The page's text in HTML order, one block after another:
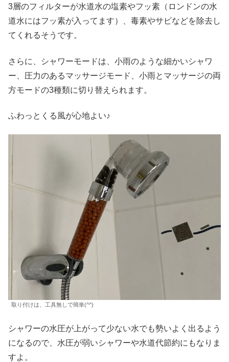
3層のフィルターが水道水の塩素やフッ素（ロンドンの水
道水にはフッ素が入ってます）、毒素やサビなどを除去し
てくれるそうです。
さらに、シャワーモードは、小雨のような細かいシャワ
ー、圧力のあるマッサージモード、小雨とマッサージの両
方モードの3種類に切り替えられます。
ふわっとくる風が心地よい♪
取り付けは、工具無しで簡単(^^)
シャワーの水圧が上がって少ない水でも勢いよく出るよう
になるので、水圧が弱いシャワーや水道代節約にもなりま
すよ。